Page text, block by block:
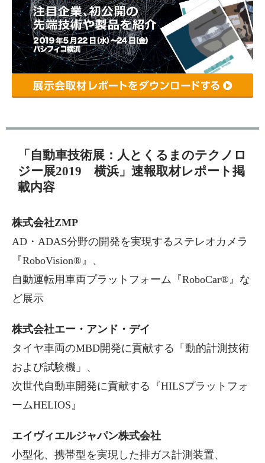
「自動車技術展：人とくるまのテクノロ
ジー展2019 横浜」速報取材レポート掲
載内容
株式会社ZMP
AD・ADAS分野の開発を実現するステレオカメラ
『RoboVision®』、
自動運転用車両プラットフォーム『RoboCar®』な
ど展示
株式会社エー・アンド・デイ
タイヤ車両のMBD開発に貢献する「動的計測技術
および試験機」、
次世代自動車開発に貢献する『HILSプラットフォ
ームHELIOS』
エイヴィエルジャパン株式会社
小型化、携帯型を実現した排ガス計測装置、